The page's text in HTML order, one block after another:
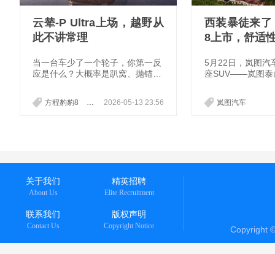
云辇-P Ultra上场，越野从
此不讲常理
当一台车少了一个轮子，你第一反
应是什么？大概率是趴窝、抛锚、
行业和所有用户默认的铁律。但5
月13日，比亚迪方程豹用一场发布
2026-05-13 23:56
方程豹豹8 方程豹豹5
西装暴徒来
8上市，舒适
5月22日，岚图汽
座SUV——岚图泰
共5款版型，权
6.99万。同时，
岚图汽车
关于我们
About Us
精英招聘
Elite Recruitment
联系我们
Contact Us
版权声明
Copyright Notice Copyright